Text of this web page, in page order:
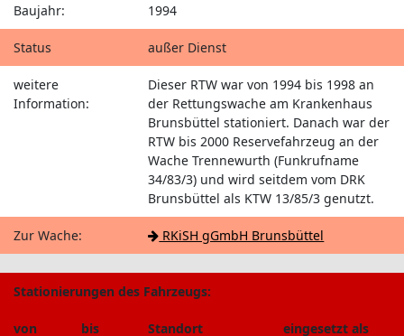
Baujahr: 1994
Status außer Dienst
weitere
Information:
Dieser RTW war von 1994 bis 1998 an
der Rettungswache am Krankenhaus
Brunsbüttel stationiert. Danach war der
RTW bis 2000 Reservefahrzeug an der
Wache Trennewurth (Funkrufname
34/83/3) und wird seitdem vom DRK
Brunsbüttel als KTW 13/85/3 genutzt.
Zur Wache: RKiSH gGmbH Brunsbüttel
Stationierungen des Fahrzeugs:
von bis Standort eingesetzt als